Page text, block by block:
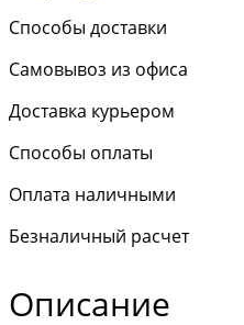
Способы доставки
Самовывоз из офиса
Доставка курьером
Способы оплаты
Оплата наличными
Безналичный расчет
Описание